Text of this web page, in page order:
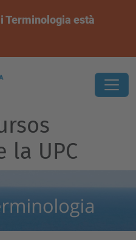
Terminologia està
la UPC